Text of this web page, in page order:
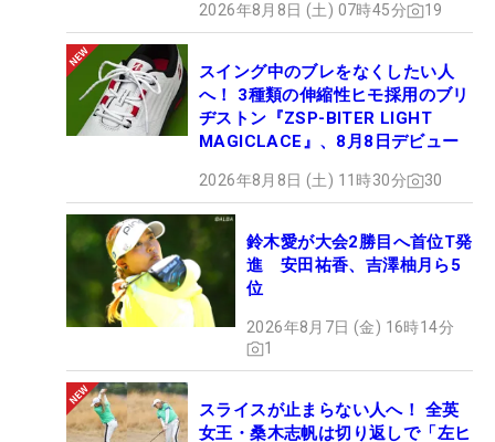
2026年8月8日 (土) 07時45分 19
スイング中のブレをなくしたい人
へ！ 3種類の伸縮性ヒモ採用のブリ
ヂストン『ZSP-BITER LIGHT
MAGICLACE』、8月8日デビュー
2026年8月8日 (土) 11時30分 30
鈴木愛が大会2勝目へ首位T発
進 安田祐香、吉澤柚月ら5
位
2026年8月7日 (金) 16時14分
1
スライスが止まらない人へ！ 全英
女王・桑木志帆は切り返しで「左ヒ